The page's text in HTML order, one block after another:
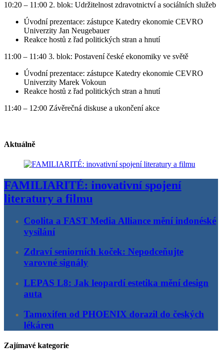
10:20 – 11:00 2. blok: Udržitelnost zdravotnictví a sociálních služeb
Úvodní prezentace: zástupce Katedry ekonomie CEVRO
Univerzity Jan Neugebauer
Reakce hostů z řad politických stran a hnutí
11:00 – 11:40 3. blok: Postavení české ekonomiky ve světě
Úvodní prezentace: zástupce Katedry ekonomie CEVRO
Univerzity Marek Vokoun
Reakce hostů z řad politických stran a hnutí
11:40 – 12:00 Závěrečná diskuse a ukončení akce
Aktuálně
FAMILIARITÉ: inovativní spojení
literatury a filmu
Coolita a FAST Media Alliance mění indonéské
vysílání
Zdraví seniorních koček: Nepodceňujte
varovné signály
LEPAS L8: Jak leopardí estetika mění design
auta
Tamoxifen od PHOENIX dorazil do českých
lékáren
Zajímavé kategorie